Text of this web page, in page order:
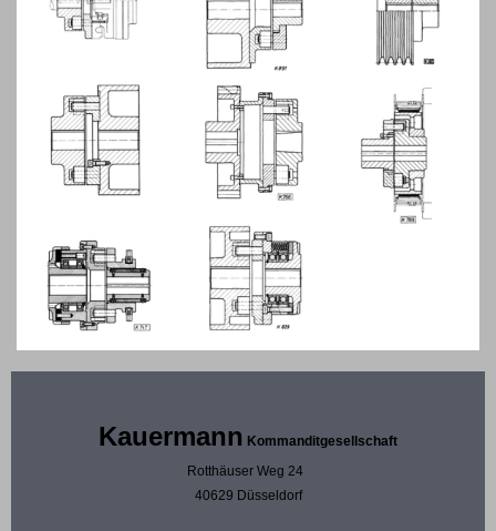
Kauermann Kommanditgesellschaft
Rotthäuser Weg 24
40629 Düsseldorf